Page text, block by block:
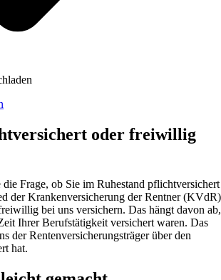
oder freiwillig
Frage, ob Sie im Ruhestand pflichtversichert
der Krankenversicherung der Rentner (KVdR)
bei uns versichern. Das hängt davon ab,
Ihrer Berufstätigkeit versichert waren. Das
der Rentenversicherungsträger über den
hat.